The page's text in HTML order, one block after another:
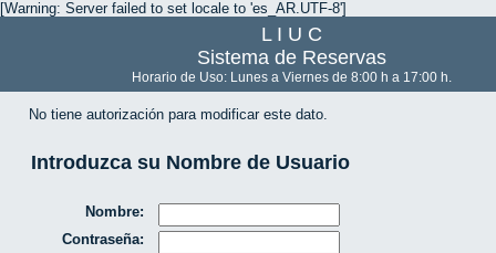
[Warning: Server failed to set locale to 'es_AR.UTF-8']
L I U C
Sistema de Reservas
Horario de Uso: Lunes a Viernes de 8:00 h a 17:00 h.
No tiene autorización para modificar este dato.
Introduzca su Nombre de Usuario
Nombre:
Contraseña: